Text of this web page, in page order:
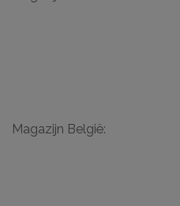
Magazijn België: